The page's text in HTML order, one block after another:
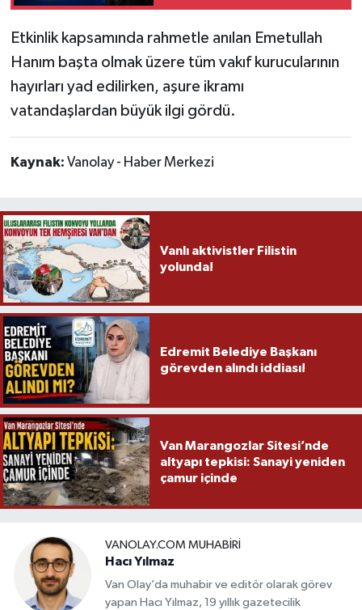
Etkinlik kapsamında rahmetle anılan Emetullah
Hanım başta olmak üzere tüm vakıf kurucularının
hayırları yad edilirken, aşure ikramı
vatandaşlardan büyük ilgi gördü.
Kaynak: Vanolay - Haber Merkezi
Vanlı aktivistler Filistin
yolunda!
Edremit Belediye Başkanı
görevden alındı iddiası!
Van Marangozlar Sitesi’nde
altyapı tepkisi: Sanayi yeniden
çamur içinde
VANOLAY.COM MUHABIRI
Hacı Yılmaz
Van Olay’da muhabir ve editör olarak görev
yapan Hacı Yılmaz, 19 yıllık gazetecilik